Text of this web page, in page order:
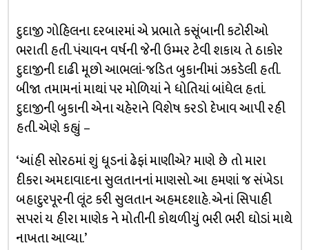
દુદાજી ગોહિલના દરબારમાં એ પ્રભાતે કસૂંબાની કટોરીઓ
ભરાતી હતી. પંચાવન વર્ષની જેની ઉમ્મર ટેવી શકાય તે ઠાકોર
દુદાજીની દાઢી મૂછો આભલાં-જડિત બુકાનીમાં ઝકડેલી હતી.
બીજા તમામનાં માથાં પર મોળિયાં ને ધોતિયાં બાંધેલ હતાં.
દુદાજીની બુકાની એના ચહેરાને વિશેષ કરડો દેખાવ આપી રહી
હતી. એણે કહ્યું –
‘આંહી સોરઠમાં શું ધૂડનાં ઢેફાં માણીએ? માણે છે તો મારા
દીકરા અમદાવાદના સુલતાનનાં માણસો. આ હમણાં જ સંખેડા
બહાદુરપૂરની લૂંટ કરી સુલતાન અહમદશાહે. એનાં સિપાહી
સપરાં ય હીરા માણેક ને મોતીની કોથળીયું ભરી ભરી ઘોડાં માથે
નાખતા આવ્યા.’